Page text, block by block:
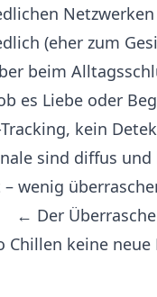
(eher zum
beim
es Liebe oder
Tracking, kein
sind diffus
wenig
← Der
Chillen keine